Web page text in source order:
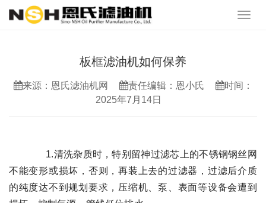
板框滤油机如何保养
来源：恩氏滤油机网 责任编辑：恩小氏
时间：
2025年7月14日
1.清洗杂质时，特别留神过滤芯上的不锈钢钢丝网
不能变形或损坏，否则，再装上去的过滤器，过滤后介质
的纯度达不到规划要求，压缩机、泵、表面等设备会遭到